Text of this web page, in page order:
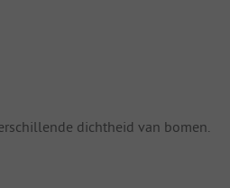
dichtheid van bomen.